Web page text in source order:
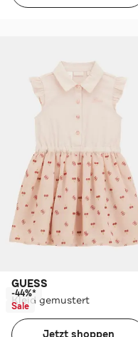
GUESS
Kleid gemustert
-44%*
Sale